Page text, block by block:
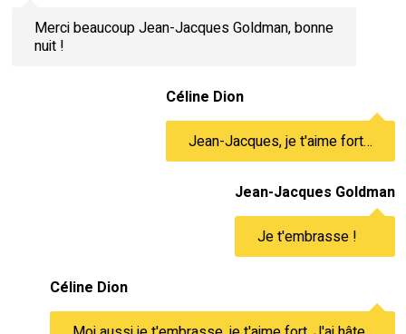
Merci beaucoup Jean-Jacques Goldman, bonne
nuit !
Céline Dion
Jean-Jacques, je t'aime fort…
Jean-Jacques Goldman
Je t'embrasse !
Céline Dion